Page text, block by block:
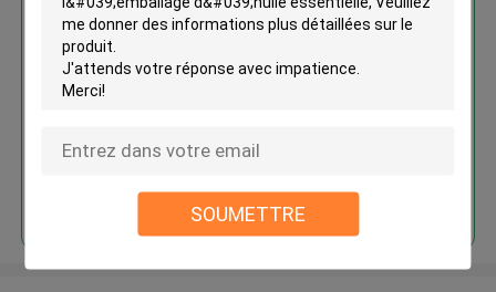
SOUMETTRE
Les petites fioles en verre de
gouttes 10ml avec le compte-
essentielle
Continuer